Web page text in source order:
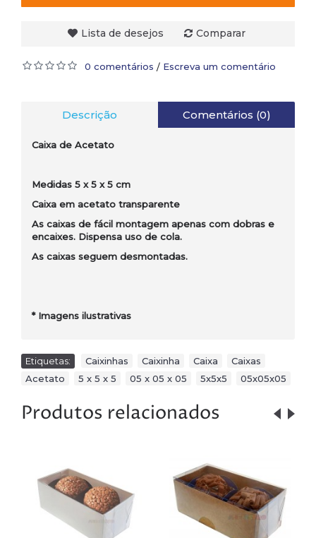
Lista de desejos Comparar
0 comentários / Escreva um comentário
Descrição Comentários (0)
Caixa de Acetato
Medidas 5 x 5 x 5 cm
Caixa em acetato transparente
As caixas de fácil montagem apenas com dobras e
encaixes. Dispensa uso de cola.
As caixas seguem desmontadas.
*Imagens ilustrativas
Etiquetas: Caixinhas Caixinha Caixa Caixas
Acetato
5 x 5 x 5 05 x 05 x 05 5x5x5 05x05x05
Produtos relacionados